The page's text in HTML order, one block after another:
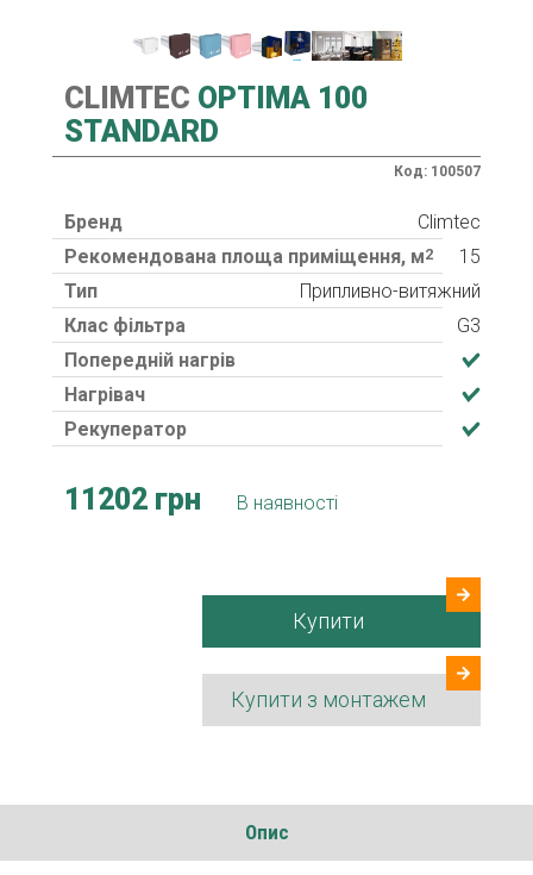
CLIMTEC OPTIMA 100
STANDARD
Код: 100507
Бренд
Climtec
Рекомендована площа приміщення, м2
15
Тип
Припливно-витяжний
Клас фільтра
G3
Попередній нагрів
Нагрівач
Рекуператор
11202 грн В наявності
Купити
Купити з монтажем
Опис